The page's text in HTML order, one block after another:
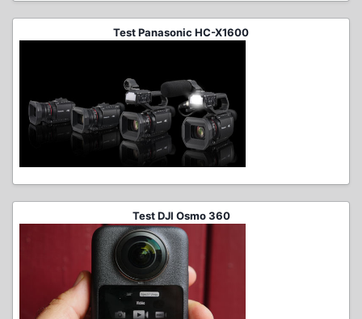
Test Panasonic HC-X1600
Test DJI Osmo 360